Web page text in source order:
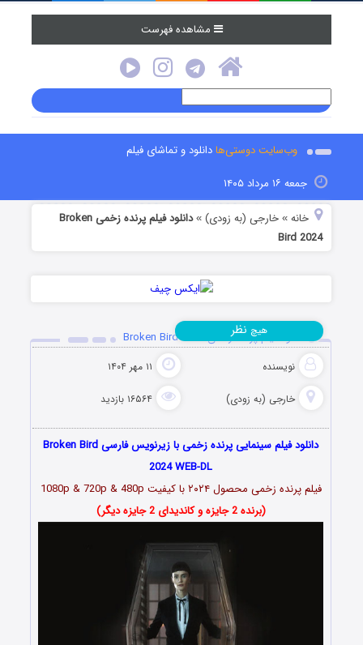
مشاهده فهرست
وب‌سایت دوستی‌هادانلود و تماشای فیلم
جمعه ۱۶ مرداد ۱۴۰۵
خانه »خارجی (به زودی) »
دانلود فیلم پرنده زخمی Broken
Bird 2024
دانلود فیلم پرنده زخمی Broken Bird 2024
نویسنده ۱۱ مهر ۱۴۰۴
خارجی (به زودی) ۱۶۵۶۴ بازدید
هیچ نظر
دانلود فیلم سینمایی پرنده زخمی با زیرنویس فارسی Broken Bird
2024 WEB-DL
فیلم پرنده زخمی محصول ۲۰۲۴ با کیفیت 1080p & 720p & 480p
(برنده 2 جایزه و کاندیدای 2 جایزه دیگر)